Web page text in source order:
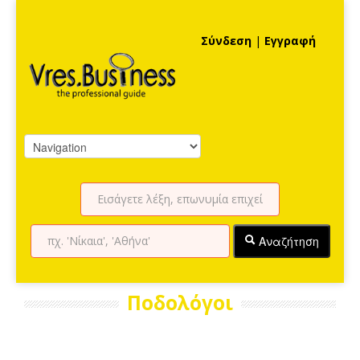
Σύνδεση | Εγγραφή
Αναζήτηση
Ποδολόγοι